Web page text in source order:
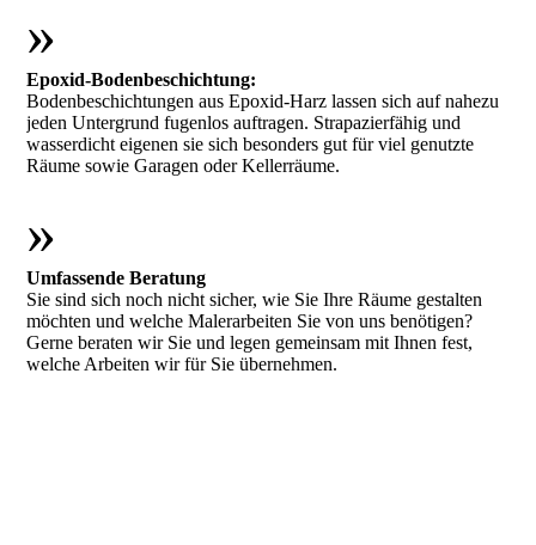
»
Epoxid-Bodenbeschichtung:
Bodenbeschichtungen aus Epoxid-Harz lassen sich auf nahezu
jeden Untergrund fugenlos auftragen. Strapazierfähig und
wasserdicht eigenen sie sich besonders gut für viel genutzte
Räume sowie Garagen oder Kellerräume.
»
Umfassende Beratung
Sie sind sich noch nicht sicher, wie Sie Ihre Räume gestalten
möchten und welche Malerarbeiten Sie von uns benötigen?
Gerne beraten wir Sie und legen gemeinsam mit Ihnen fest,
welche Arbeiten wir für Sie übernehmen.